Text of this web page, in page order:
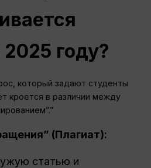
2025 году?
который задают студенты
кроется в различии между
(Плагиат):
статью и